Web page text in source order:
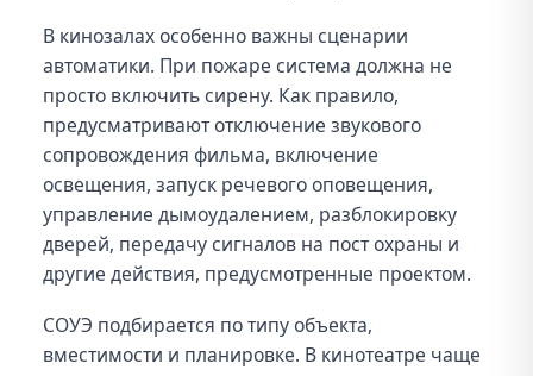
В кинозалах особенно важны сценарии
автоматики. При пожаре система должна не
просто включить сирену. Как правило,
предусматривают отключение звукового
сопровождения фильма, включение
освещения, запуск речевого оповещения,
управление дымоудалением, разблокировку
дверей, передачу сигналов на пост охраны и
другие действия, предусмотренные проектом.
СОУЭ подбирается по типу объекта,
вместимости и планировке. В кинотеатре чаще